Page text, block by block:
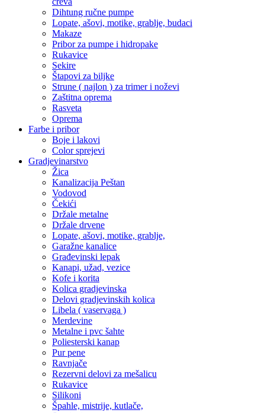
Dihtung ručne pumpe
Lopate, ašovi, motike, grablje, budaci
Makaze
Pribor za pumpe i hidropake
Rukavice
Sekire
Štapovi za biljke
Strune ( najlon ) za trimer i noževi
Zaštitna oprema
Rasveta
Oprema
Farbe i pribor
Boje i lakovi
Color sprejevi
Gradjevinarstvo
Žica
Kanalizacija Peštan
Vodovod
Čekići
Držale metalne
Držale drvene
Lopate, ašovi, motike, grablje,
Garažne kanalice
Građevinski lepak
Kanapi, užad, vezice
Kofe i korita
Kolica gradjevinska
Delovi gradjevinskih kolica
Libela ( vaservaga )
Merdevine
Metalne i pvc šahte
Poliesterski kanap
Pur pene
Ravnjače
Rezervni delovi za mešalicu
Rukavice
Silikoni
Špahle, mistrije, kutlače,